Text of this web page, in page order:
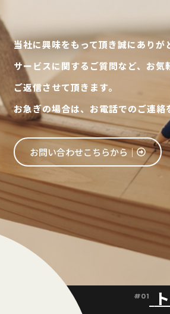
当社に興味をもって頂き誠にありが
サービスに関するご質問など、お
ご返信させて頂きます。
お急ぎの場合は、お電話でのご連絡
お問い合わせこちらから│
#01